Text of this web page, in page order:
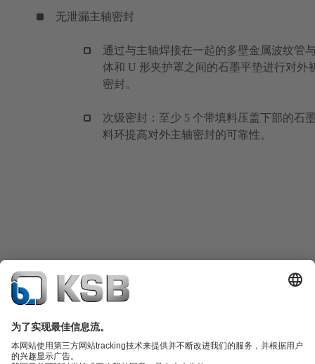
无泄漏主轴密封
通过与主轴焊接在一起的多壁金属波纹管
体和 U 形夹护罩之间的石墨平垫进行对外
密封。
次级密封：至少 5 个带填料压盖下部的石
料环提高对外主轴密封的可靠性。